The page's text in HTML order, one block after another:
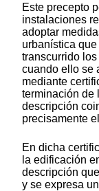
Este precepto
instalaciones
adoptar
urbanística
transcurrido
cuando ello se
mediante
terminación de
descripción
precisamente
En dicha
la edificación
descripción
y se expresa